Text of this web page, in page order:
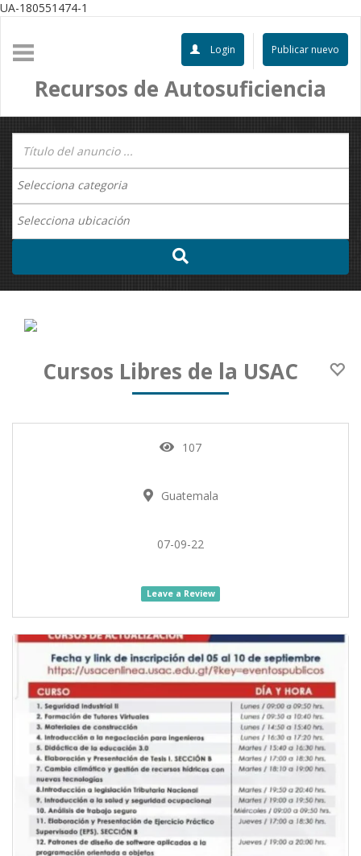
UA-180551474-1
Publicar nuevo
Login
Recursos de Autosuficiencia
Cursos Libres de la USAC
107
Guatemala
07-09-22
Leave a Review